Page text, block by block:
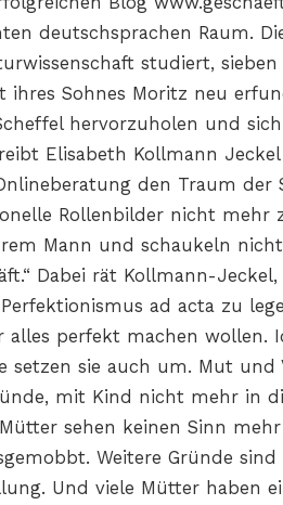
deutschsprachen Raum.
studiert,
ihres Sohnes Moritz neu
hervorzuholen und
Elisabeth Kollmann
den Traum der
Rollenbilder nicht mehr
Mann und schaukeln
Dabei rät Kollmann-
ad acta zu
alles perfekt machen wollen.
setzen sie auch um. Mut und
mit Kind nicht mehr in
Mütter sehen keinen Sinn
Weitere Gründe
Und viele Mütter haben